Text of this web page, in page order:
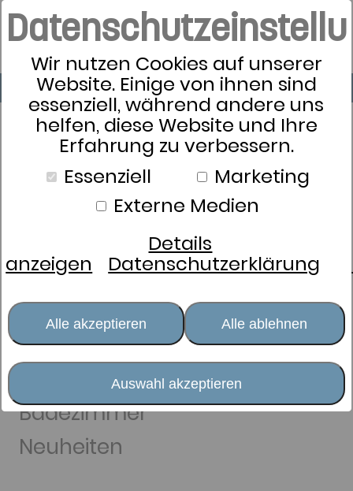
Wir nutzen Cookies auf unserer
Website. Einige von ihnen sind
essenziell, während andere uns
helfen, diese Website und Ihre
Erfahrung zu verbessern.
Essenziell
Marketing
Externe Medien
Details
anzeigen Datenschutzerklärung
Alle akzeptieren Alle ablehnen
Auswahl akzeptieren
Schlafkultur
Bettwäsche
Schlafaccessoires
Damen
Herren
Wohnträume
Badezimmer
Neuheiten